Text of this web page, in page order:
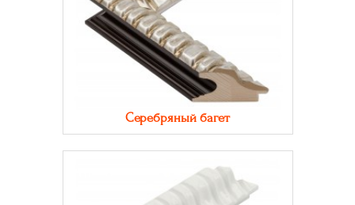
Серебряный багет